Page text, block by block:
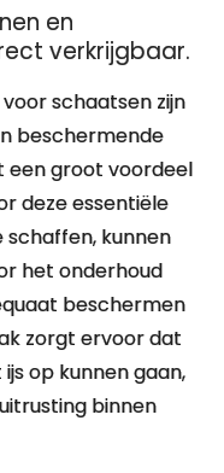
en
verkrijgbaar.
schaatsen zijn
beschermende
een groot voordeel
deze essentiële
schaffen, kunnen
het onderhoud
beschermen
zorgt ervoor dat
op kunnen gaan,
binnen